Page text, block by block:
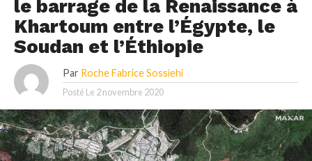
le barrage de la Renaissance à
Khartoum entre l’Égypte, le
Soudan et l’Éthiopie
Par Roche Fabrice Sossiehi
Posté Le 2 novembre 2020